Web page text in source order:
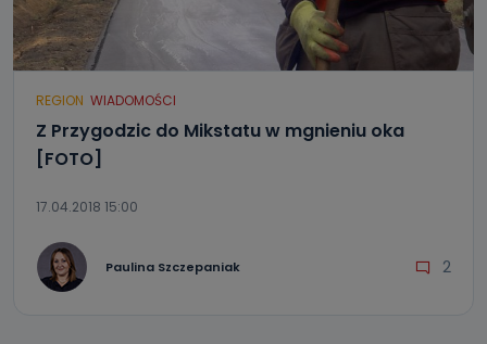
REGION WIADOMOŚCI
Z Przygodzic do Mikstatu w mgnieniu oka
[FOTO]
17.04.2018 15:00
Paulina Szczepaniak 2